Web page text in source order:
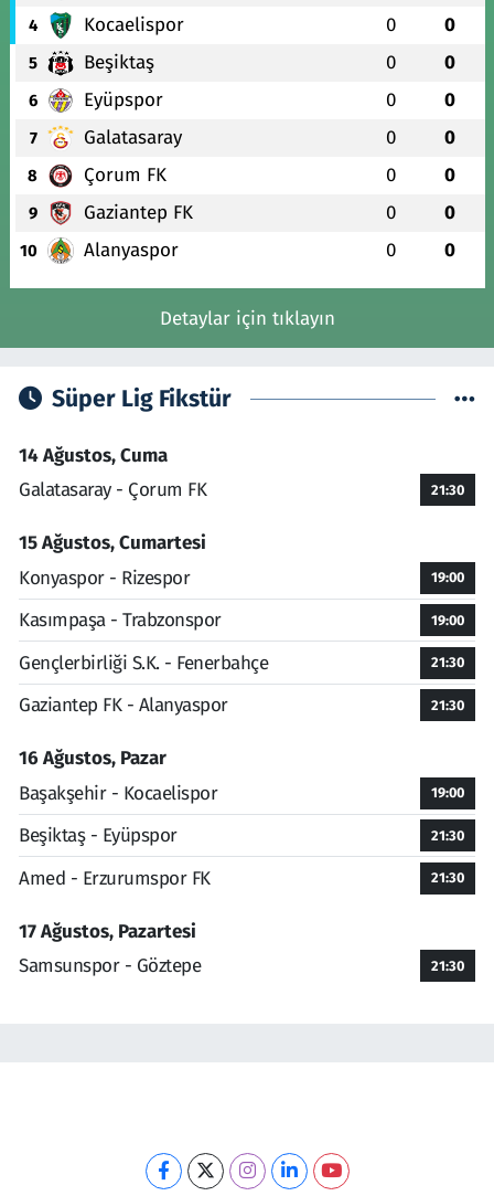
4 Kocaelispor 0 0
5 Beşiktaş 0 0
6 Eyüpspor 0 0
7 Galatasaray 0 0
8 Çorum FK 0 0
9 Gaziantep FK 0 0
10 Alanyaspor 0 0
Detaylar için tıklayın
Süper Lig Fikstür
14 Ağustos, Cuma
Galatasaray - Çorum FK
21:30
15 Ağustos, Cumartesi
Konyaspor - Rizespor
19:00
Kasımpaşa - Trabzonspor 19:00
Gençlerbirliği S.K. - Fenerbahçe 21:30
Gaziantep FK - Alanyaspor 21:30
16 Ağustos, Pazar
Başakşehir - Kocaelispor
19:00
Beşiktaş - Eyüpspor 21:30
Amed - Erzurumspor FK 21:30
17 Ağustos, Pazartesi
Samsunspor - Göztepe
21:30